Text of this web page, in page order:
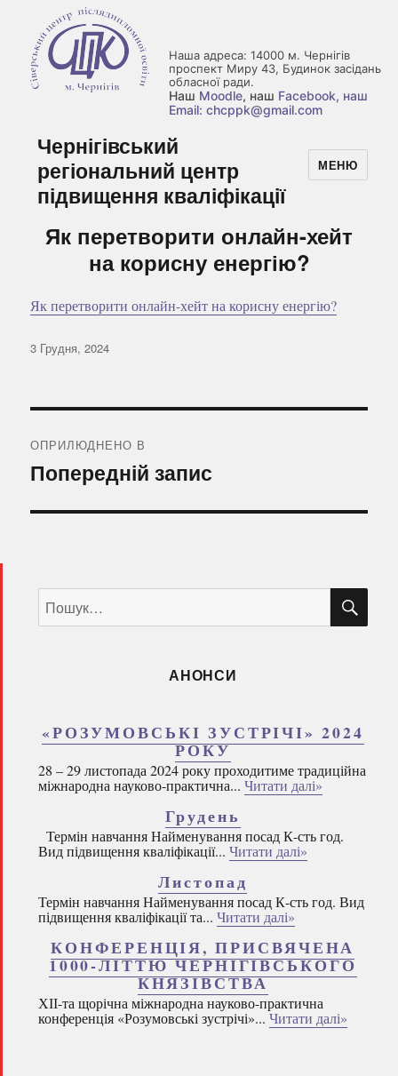
Наша адреса: 14000 м. Чернігів
проспект Миру 43, Будинок засідань
обласної ради.
Наш Moodle, наш Facebook, наш
Email: chcppk@gmail.com
Чернігівський
регіональний центр
підвищення кваліфікації
МЕНЮ
Як перетворити онлайн-хейт
на корисну енергію?
Як перетворити онлайн-хейт на корисну енергію?
Оприлюднено
3 Грудня, 2024
записів
ОПРИЛЮДНЕНО В
Попередній запис
за
запитом:
АНОНСИ
«РОЗУМОВСЬКІ ЗУСТРІЧІ» 2024
РОКУ
28 – 29 листопада 2024 року проходитиме традиційна
міжнародна науково-практична... Читати далі»
Грудень
Термін навчання Найменування посад К-сть год.
Вид підвищення кваліфікації... Читати далі»
Листопад
Термін навчання Найменування посад К-сть год. Вид
підвищення кваліфікації та... Читати далі»
КОНФЕРЕНЦІЯ, ПРИСВЯЧЕНА
1000-ЛІТТЮ ЧЕРНІГІВСЬКОГО
КНЯЗІВСТВА
ХІІ-та щорічна міжнародна науково-практична
конференція «Розумовські зустрічі»... Читати далі»